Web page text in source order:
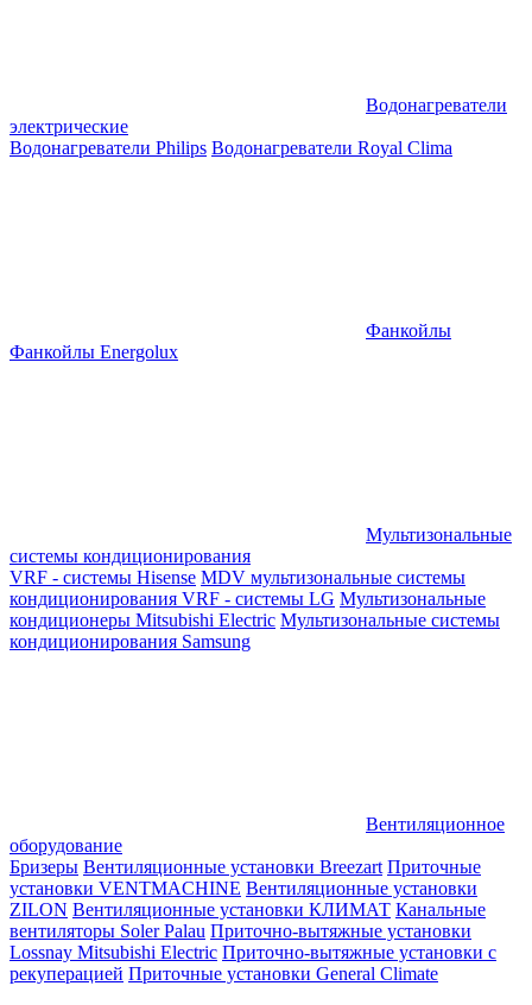
Водонагреватели
электрические
Водонагреватели Philips Водонагреватели Royal Clima
Фанкойлы
Фанкойлы Energolux
Мультизональные
системы кондиционирования
VRF - системы Hisense MDV мультизональные системы
кондиционирования VRF - системы LG Мультизональные
кондиционеры Mitsubishi Electric Мультизональные системы
кондиционирования Samsung
Вентиляционное
оборудование
Бризеры Вентиляционные установки Breezart Приточные
установки VENTMACHINE Вентиляционные установки
ZILON Вентиляционные установки КЛИМАТ Канальные
вентиляторы Soler Palau Приточно-вытяжные установки
Lossnay Mitsubishi Electric Приточно-вытяжные установки с
рекуперацией Приточные установки General Climate